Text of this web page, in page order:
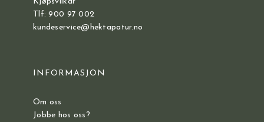
Tlf: 900 97 002
kundeservice@hektapatur.no
INFORMASJON
Om oss
Jobbe hos oss?